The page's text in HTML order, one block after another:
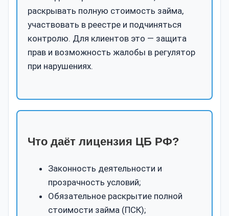
раскрывать полную стоимость займа,
участвовать в реестре и подчиняться
контролю. Для клиентов это — защита
прав и возможность жалобы в регулятор
при нарушениях.
Что даёт лицензия ЦБ РФ?
Законность деятельности и
прозрачность условий;
Обязательное раскрытие полной
стоимости займа (ПСК);